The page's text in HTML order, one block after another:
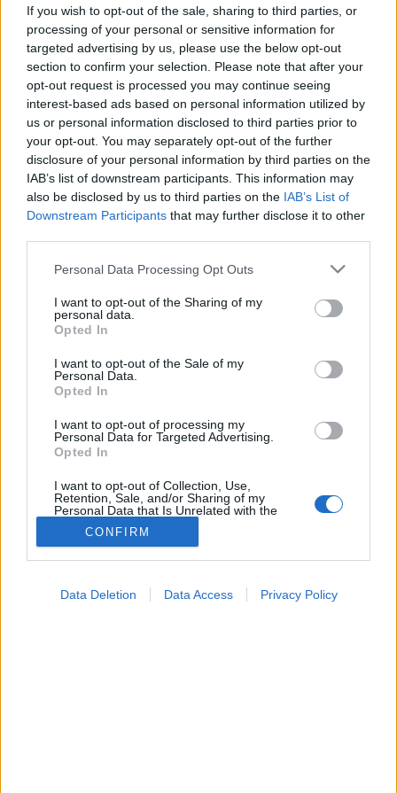
If you wish to opt-out of the sale, sharing to third parties, or
processing of your personal or sensitive information for
targeted advertising by us, please use the below opt-out
section to confirm your selection. Please note that after your
opt-out request is processed you may continue seeing
interest-based ads based on personal information utilized by
us or personal information disclosed to third parties prior to
your opt-out. You may separately opt-out of the further
disclosure of your personal information by third parties on the
IAB’s list of downstream participants. This information may
also be disclosed by us to third parties on the IAB’s List of
Downstream Participants that may further disclose it to other
Please note that this website/app uses one or more Google
not limited to your visit or usage behaviour. You may click to
grant or deny consent to Google and its third-party tags to
use your data for below specified purposes in below Google
consent section.
Personal Data Processing Opt Outs
I want to opt-out of the Sharing of my
personal data.
Opted In
I want to opt-out of the Sale of my
Personal Data.
Opted In
I want to opt-out of processing my
Personal Data for Targeted Advertising.
Opted In
I want to opt-out of Collection, Use,
Retention, Sale, and/or Sharing of my
Personal Data that Is Unrelated with the
Purposes for which it was collected.
Opted Out
CONFIRM
Data Deletion Data Access Privacy Policy
vezethet
2024. szeptember 06. 19:04
Küldés Küldés Messengeren